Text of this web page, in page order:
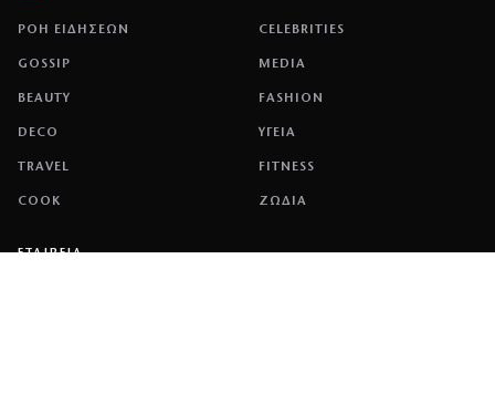
ΡΟΗ ΕΙΔΗΣΕΩΝ CELEBRITIES
GOSSIP MEDIA
BEAUTY FASHION
DECO ΥΓΕΙΑ
TRAVEL FITNESS
COOK ΖΩΔΙΑ
ΕΤΑΙΡΕΙΑ